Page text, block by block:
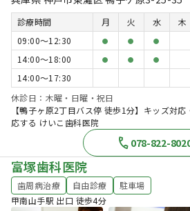
診療時間 月 火 水 木
09:00〜12:30
● ● ●
14:00〜18:00 ● ● ●
14:00〜17:30
休診日：木曜・日曜・祝日
【鴨子ヶ原2丁目バス停 徒歩1分】キッズ対
応する けいこ歯科医院
078-822-
富塚歯科医院
歯周病治療 自由診療
駐車場
甲南山手駅 出口 徒歩4分